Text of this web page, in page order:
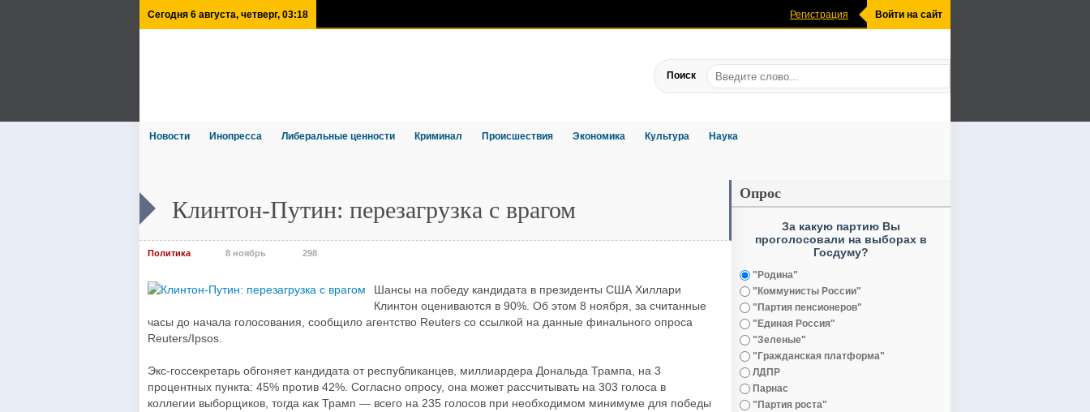
Сегодня 6 августа, четверг, 03:18 Регистрация Войти на сайт
Поиск
Новости Инопресса Либеральные ценности Криминал Происшествия Экономика Культура Наука
Клинтон-Путин: перезагрузка с врагом
Политика 8 ноябрь 298
Шансы на победу кандидата в президенты США Хиллари
Клинтон оцениваются в 90%. Об этом 8 ноября, за считанные
часы до начала голосования, сообщило агентство Reuters со ссылкой на данные финального опроса
Reuters/Ipsos.
Экс-госсекретарь обгоняет кандидата от республиканцев, миллиардера Дональда Трампа, на 3
процентных пункта: 45% против 42%. Согласно опросу, она может рассчитывать на 303 голоса в
коллегии выборщиков, тогда как Трамп — всего на 235 голосов при необходимом минимуме для победы
Опрос
За какую партию Вы
проголосовали на выборах в
Госдуму?
"Родина"
"Коммунисты России"
"Партия пенсионеров"
"Единая Россия"
"Зеленые"
"Гражданская платформа"
ЛДПР
Парнас
"Партия роста"